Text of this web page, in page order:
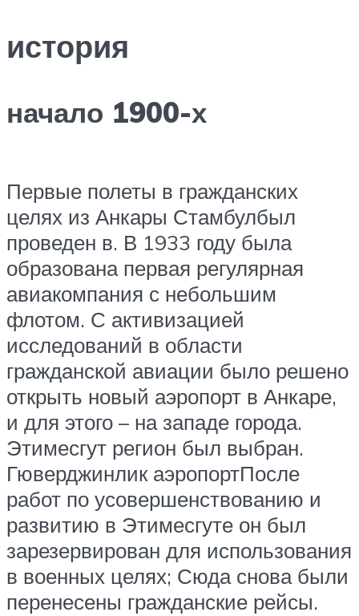
история
начало 1900-х
Первые полеты в гражданских
целях из Анкары Стамбулбыл
проведен в. В 1933 году была
образована первая регулярная
авиакомпания с небольшим
флотом. С активизацией
исследований в области
гражданской авиации было решено
открыть новый аэропорт в Анкаре,
и для этого – на западе города.
Этимесгут регион был выбран.
Гюверджинлик аэропортПосле
работ по усовершенствованию и
развитию в Этимесгуте он был
зарезервирован для использования
в военных целях; Сюда снова были
перенесены гражданские рейсы.